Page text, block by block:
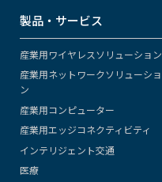
製品・サービス
産業用ワイヤレスソリューション
産業用ネットワークソリューショ
ン
産業用コンピューター
産業用エッジコネクティビティ
インテリジェント交通
医療